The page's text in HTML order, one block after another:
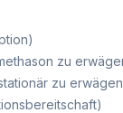
zu
zu